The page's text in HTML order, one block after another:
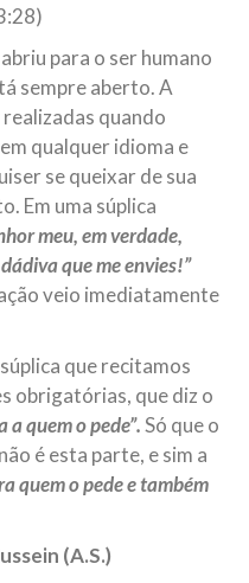
para o ser humano
sempre aberto. A
quando
qualquer idioma e
se queixar de sua
Em uma súplica
meu, em verdade,
que me envies!”
veio imediatamente
que recitamos
obrigatórias, que diz o
a quem o pede”.Só que o
é esta parte, e sim a
quem o pede e também
(A.S.)